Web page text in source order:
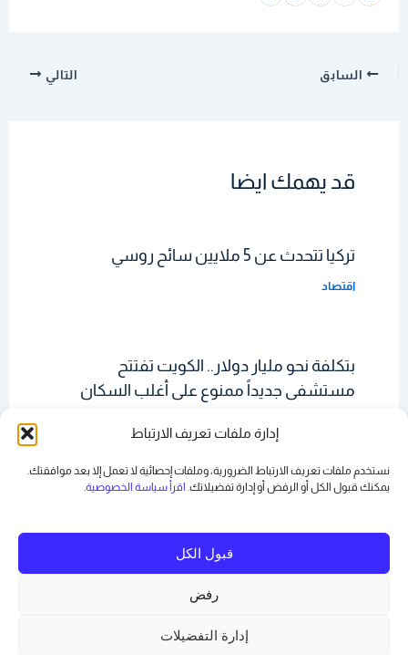
إدارة ملفات تعريف الارتباط
نستخدم ملفات تعريف الارتباط الضرورية، وملفات إحصائية لا تعمل إلا بعد موافقتك.
يمكنك قبول الكل أو الرفض أوإدارة تفضيلاتك. اقرأ سياسة الخصوصية.
قبول الكل
رفض
إدارة التفضيلات
السابق التالي
قد يهمك ايضا
تركيا تتحدث عن 5 ملايين سائح روسي
اقتصاد
بتكلفة نحو مليار دولار.. الكويت تفتتح
مستشفى جديداً ممنوع على أغلب السكان